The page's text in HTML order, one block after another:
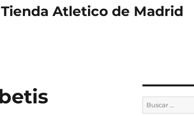
Atletico de Madrid
Buscar
por: